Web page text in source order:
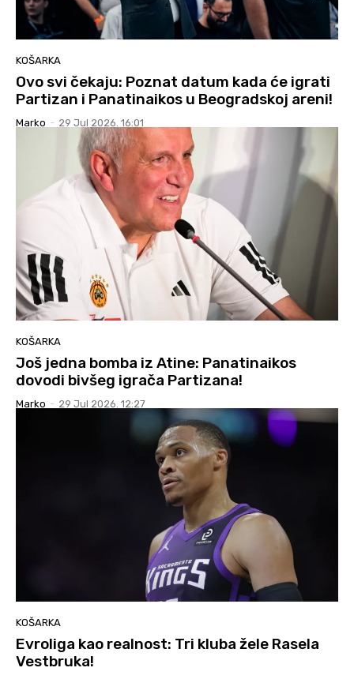
KOŠARKA
Ovo svi čekaju: Poznat datum kada će igrati
Partizan i Panatinaikos u Beogradskoj areni!
Marko - 29 Jul 2026. 16:01
KOŠARKA
Još jedna bomba iz Atine: Panatinaikos
dovodi bivšeg igrača Partizana!
Marko - 29 Jul 2026. 12:27
KOŠARKA
Evroliga kao realnost: Tri kluba žele Rasela
Vestbruka!